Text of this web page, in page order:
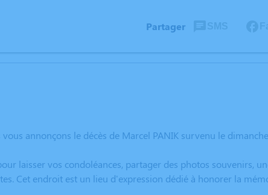
Partager
annonçons le décès de Marcel PANIK survenu le
laisser vos condoléances, partager des photos souvenirs,
Cet endroit est un lieu d'expression dédié à honorer la